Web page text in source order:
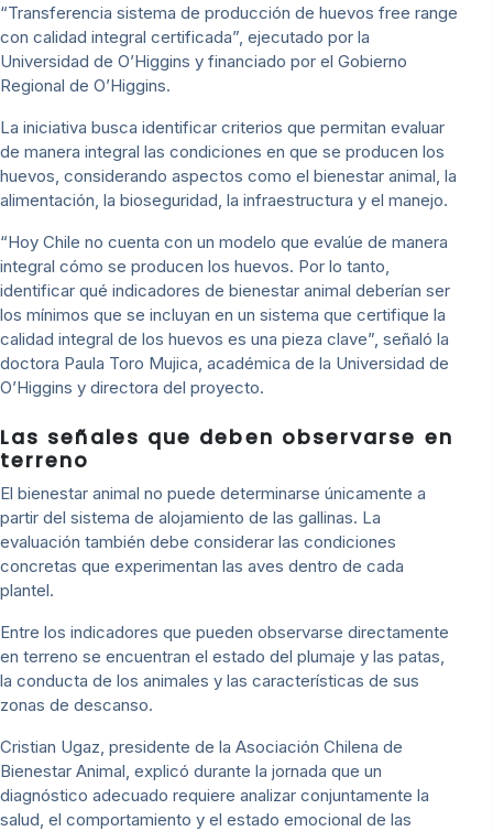
“Transferencia sistema de producción de huevos free range
con calidad integral certificada”, ejecutado por la
Universidad de O’Higgins y financiado por el Gobierno
Regional de O’Higgins.
La iniciativa busca identificar criterios que permitan evaluar
de manera integral las condiciones en que se producen los
huevos, considerando aspectos como el bienestar animal, la
alimentación, la bioseguridad, la infraestructura y el manejo.
“Hoy Chile no cuenta con un modelo que evalúe de manera
integral cómo se producen los huevos. Por lo tanto,
identificar qué indicadores de bienestar animal deberían ser
los mínimos que se incluyan en un sistema que certifique la
calidad integral de los huevos es una pieza clave”, señaló la
doctora Paula Toro Mujica, académica de la Universidad de
O’Higgins y directora del proyecto.
Las señales que deben observarse en
terreno
El bienestar animal no puede determinarse únicamente a
partir del sistema de alojamiento de las gallinas. La
evaluación también debe considerar las condiciones
concretas que experimentan las aves dentro de cada
plantel.
Entre los indicadores que pueden observarse directamente
en terreno se encuentran el estado del plumaje y las patas,
la conducta de los animales y las características de sus
zonas de descanso.
Cristian Ugaz, presidente de la Asociación Chilena de
Bienestar Animal, explicó durante la jornada que un
diagnóstico adecuado requiere analizar conjuntamente la
salud, el comportamiento y el estado emocional de las